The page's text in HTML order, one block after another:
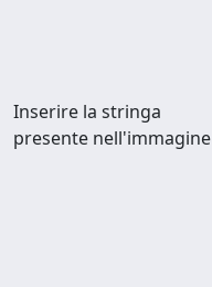
Inserire la stringa
presente nell'immagine